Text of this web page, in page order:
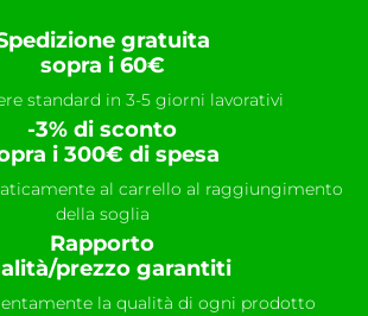
gratuita
sopra i 60€
standard in 3-5 giorni lavorativi
-3% di sconto
i 300€ di spesa
al carrello al raggiungimento
della soglia
Rapporto
prezzo garantiti
la qualità di ogni prodotto